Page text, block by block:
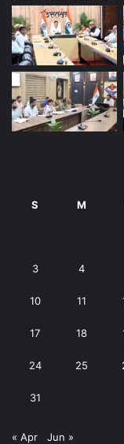
S M
3 4
10 11
17 18
24 25
31
« Apr Jun »